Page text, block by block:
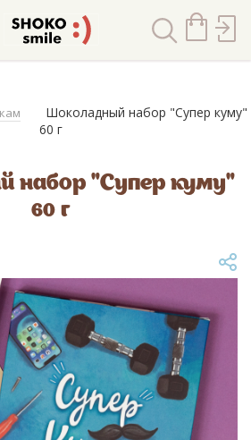
Шоколадный набор "Супер куму"
60 г
набор "Супер куму"
60 г